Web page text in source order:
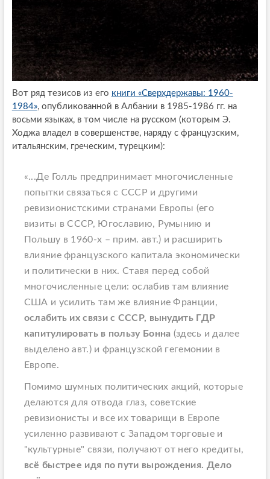
Вот ряд тезисов из его книги «Сверхдержавы: 1960-
1984», опубликованной в Албании в 1985-1986 гг. на
восьми языках, в том числе на русском (которым Э.
Ходжа владел в совершенстве, наряду с французским,
итальянским, греческим, турецким):
«...Де Голль предпринимает многочисленные
попытки связаться с СССР и другими
ревизионистскими странами Европы (его
визиты в СССР, Югославию, Румынию и
Польшу в 1960-х – прим. авт.) и расширить
влияние французского капитала экономически
и политически в них. Ставя перед собой
многочисленные цели: ослабив там влияние
США и усилить там же влияние Франции,
ослабить их связи с СССР, вынудить ГДР
капитулировать в пользу Бонна (здесь и далее
выделено авт.) и французской гегемонии в
Европе.
Помимо шумных политических акций, которые
делаются для отвода глаз, советские
ревизионисты и все их товарищи в Европе
усиленно развивают с Западом торговые и
"культурные" связи, получают от него кредиты,
всё быстрее идя по пути вырождения. Дело